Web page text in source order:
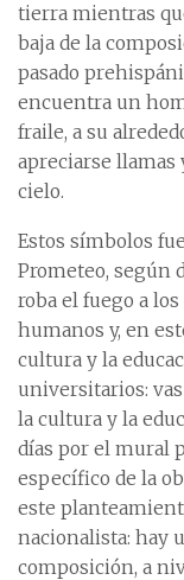
tierra mientras
baja de la
pasado
encuentra un
fraile, a su
apreciarse
cielo.
Estos símbolos
Prometeo, según
roba el fuego a
humanos y, en
cultura y la
universitarios:
la cultura y la
días por el mural
específico de la
este
nacionalista: hay
composición, a